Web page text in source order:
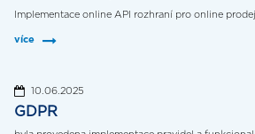
Implementace online API rozhraní pro online
více
10.06.2025
GDPR